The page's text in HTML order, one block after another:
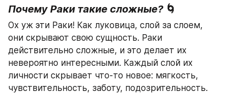
Почему Раки такие сложные? 🌀
Ох уж эти Раки! Как луковица, слой за слоем,
они скрывают свою сущность. Раки
действительно сложные, и это делает их
невероятно интересными. Каждый слой их
личности скрывает что-то новое: мягкость,
чувствительность, заботу, подозрительность.